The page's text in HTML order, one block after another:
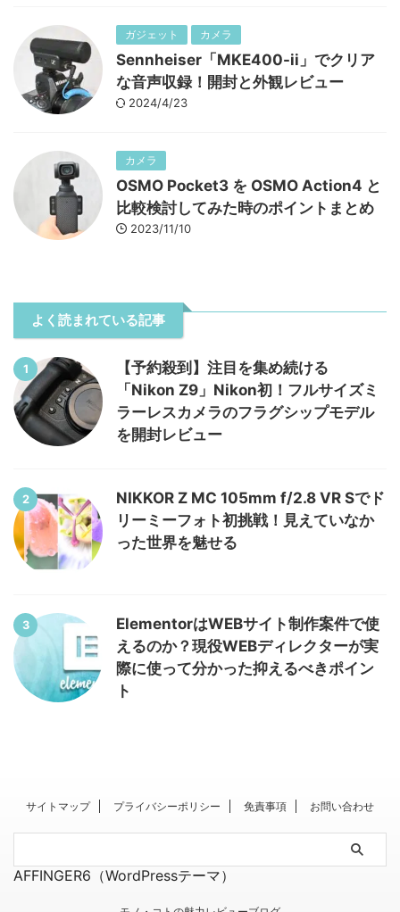
ガジェット カメラ
Sennheiser「MKE400-ii」でクリア
な音声収録！開封と外観レビュー
2024/4/23
カメラ
OSMO Pocket3 を OSMO Action4 と
比較検討してみた時のポイントまとめ
2023/11/10
よく読まれている記事
1
【予約殺到】注目を集め続ける
「Nikon Z9」Nikon初！フルサイズミ
ラーレスカメラのフラグシップモデル
を開封レビュー
2
NIKKOR Z MC 105mm f/2.8 VR Sでド
リーミーフォト初挑戦！見えていなか
った世界を魅せる
3
ElementorはWEBサイト制作案件で使
えるのか？現役WEBディレクターが実
際に使って分かった抑えるべきポイン
ト
サイトマップ プライバシーポリシー 免責事項 お問い合わせ
AFFINGER6（WordPressテーマ）